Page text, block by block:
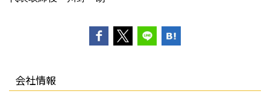
会社情報